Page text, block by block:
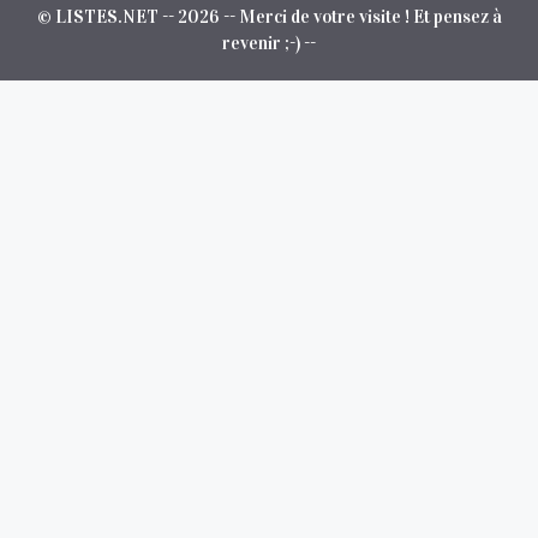
© LISTES.NET -- 2026 -- Merci de votre visite ! Et pensez à
revenir ;-) --